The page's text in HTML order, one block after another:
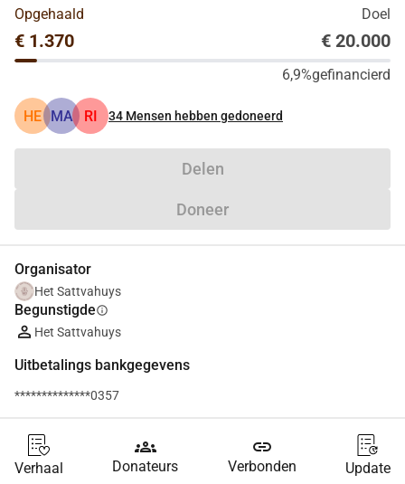
Opgehaald Doel
€ 1.370 € 20.000
6,9%gefinancierd
HE MA RI 34 Mensen hebben gedoneerd
Delen
Doneer
Organisator
Het Sattvahuys
Begunstigdeinfo
Het Sattvahuys
Uitbetalings bankgegevens
**************0357
Verhaal
groups
Donateurs
link
Verbonden Update